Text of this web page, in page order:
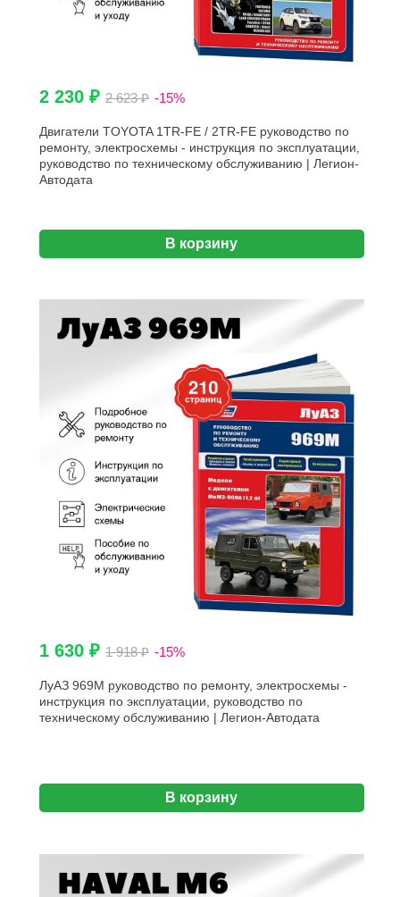
2 230 ₽ 2 623 ₽ -15%
Двигатели TOYOTA 1TR-FE / 2TR-FE руководство по
ремонту, электросхемы - инструкция по эксплуатации,
руководство по техническому обслуживанию | Легион-
Aвтодата
В корзину
1 630 ₽ 1 918 ₽ -15%
ЛуАЗ 969М руководство по ремонту, электросхемы -
инструкция по эксплуатации, руководство по
техническому обслуживанию | Легион-Автодата
В корзину